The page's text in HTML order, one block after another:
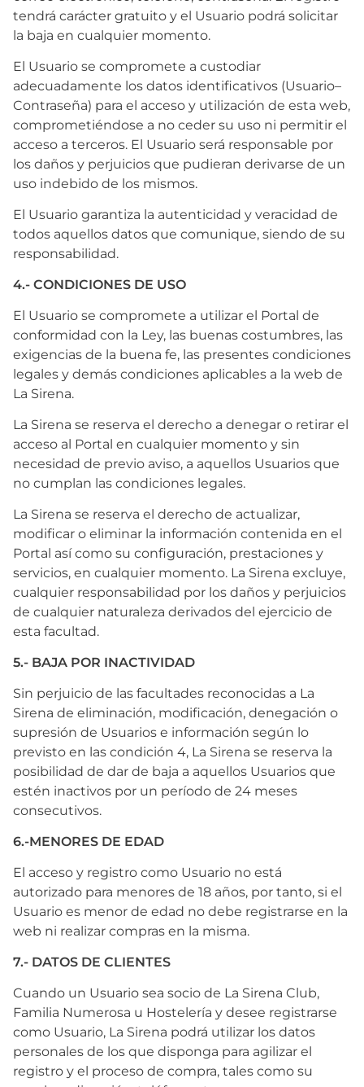
tendrá carácter gratuito y el Usuario podrá solicitar
la baja en cualquier momento.
El Usuario se compromete a custodiar
adecuadamente los datos identificativos (Usuario–
Contraseña) para el acceso y utilización de esta web,
comprometiéndose a no ceder su uso ni permitir el
acceso a terceros. El Usuario será responsable por
los daños y perjuicios que pudieran derivarse de un
uso indebido de los mismos.
El Usuario garantiza la autenticidad y veracidad de
todos aquellos datos que comunique, siendo de su
responsabilidad.
4.- CONDICIONES DE USO
El Usuario se compromete a utilizar el Portal de
conformidad con la Ley, las buenas costumbres, las
exigencias de la buena fe, las presentes condiciones
legales y demás condiciones aplicables a la web de
La Sirena.
La Sirena se reserva el derecho a denegar o retirar el
acceso al Portal en cualquier momento y sin
necesidad de previo aviso, a aquellos Usuarios que
no cumplan las condiciones legales.
La Sirena se reserva el derecho de actualizar,
modificar o eliminar la información contenida en el
Portal así como su configuración, prestaciones y
servicios, en cualquier momento. La Sirena excluye,
cualquier responsabilidad por los daños y perjuicios
de cualquier naturaleza derivados del ejercicio de
esta facultad.
5.- BAJA POR INACTIVIDAD
Sin perjuicio de las facultades reconocidas a La
Sirena de eliminación, modificación, denegación o
supresión de Usuarios e información según lo
previsto en las condición 4, La Sirena se reserva la
posibilidad de dar de baja a aquellos Usuarios que
estén inactivos por un período de 24 meses
consecutivos.
6.-MENORES DE EDAD
El acceso y registro como Usuario no está
autorizado para menores de 18 años, por tanto, si el
Usuario es menor de edad no debe registrarse en la
web ni realizar compras en la misma.
7.- DATOS DE CLIENTES
Cuando un Usuario sea socio de La Sirena Club,
Familia Numerosa u Hostelería y desee registrarse
como Usuario, La Sirena podrá utilizar los datos
personales de los que disponga para agilizar el
registro y el proceso de compra, tales como su